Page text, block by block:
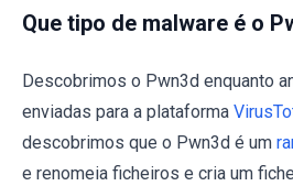
Que tipo de malware é o
Descobrimos o Pwn3d enquanto
enviadas para a plataforma
descobrimos que o Pwn3d é um
e renomeia ficheiros e cria um